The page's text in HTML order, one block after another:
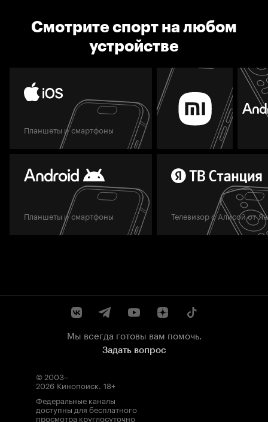
Смотрите спорт на любом
устройстве
Планшеты и смартфоны
Планшеты и смартфоны Телевизор с Алисой от
Мы всегда готовы вам помочь.
Задать вопрос
© 2003–
2026 Кинопоиск. 18+
Федеральные каналы
доступны для бесплатного
просмотра круглосуточно